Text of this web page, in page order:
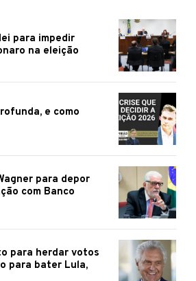
para impedir
na eleição
e como
para depor
com Banco
para herdar votos
para bater Lula,